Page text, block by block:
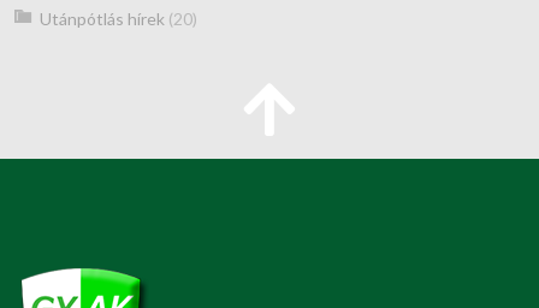
Utánpótlás hírek(20)